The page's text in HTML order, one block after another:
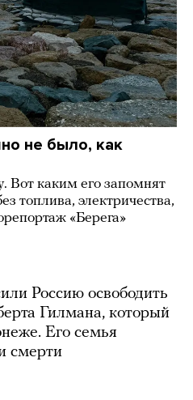
не было, как
Вот каким его запомнят
топлива, электричества,
«Берега»
Россию освободить
Гилмана, который
Его семья
смерти